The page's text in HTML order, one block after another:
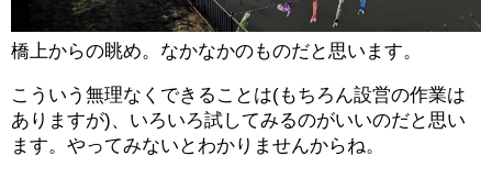
橋上からの眺め。なかなかのものだと思います。
こういう無理なくできることは(もちろん設営の作業は
ありますが)、いろいろ試してみるのがいいのだと思い
ます。やってみないとわかりませんからね。